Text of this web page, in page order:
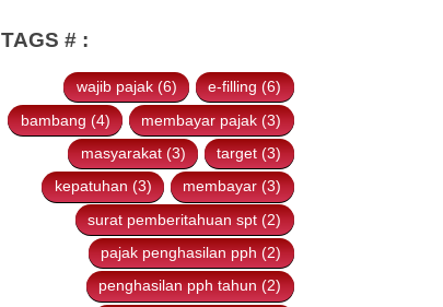
Banggar DPR RI bersama
2021.
TAGS # :
wajib pajak (6)
e-filling (6)
bambang (4)
membayar pajak (3)
masyarakat (3)
target (3)
kepatuhan (3)
membayar (3)
surat pemberitahuan spt (2)
pajak penghasilan pph (2)
penghasilan pph tahun (2)